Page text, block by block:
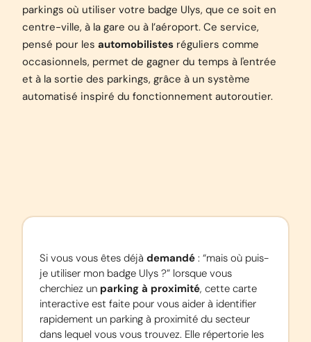
parkings où utiliser votre badge Ulys, que ce soit en
centre-ville, à la gare ou à l’aéroport. Ce service,
pensé pour les automobilistes réguliers comme
occasionnels, permet de gagner du temps à l'entrée
et à la sortie des parkings, grâce à un système
automatisé inspiré du fonctionnement autoroutier.
Si vous vous êtes déjà demandé : “mais où puis-
je utiliser mon badge Ulys ?” lorsque vous
cherchiez un parking à proximité, cette carte
interactive est faite pour vous aider à identifier
rapidement un parking à proximité du secteur
dans lequel vous vous trouvez. Elle répertorie les